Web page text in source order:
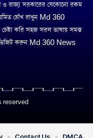
ও রাজ্য সরকারের যেকোনো রকম
চোঁখ রাখুন Md 360
করি সহজ সরল ভাষায় সমস্ত
ভিজিট করুন Md 360 News
reserved